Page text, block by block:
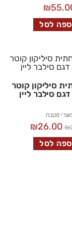
₪
לסל
סיליקון קוטר
מטבח
₪
₪26.00
לסל